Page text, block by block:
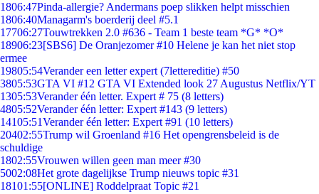
1806:47Pinda-allergie? Andermans poep slikken helpt misschien
1806:40Managarm's boerderij deel #5.1
17706:27Touwtrekken 2.0 #636 - Team 1 beste team *G* *O*
18906:23[SBS6] De Oranjezomer #10 Helene je kan het niet stop
ermee
19805:54Verander een letter expert (7lettereditie) #50
3805:53GTA VI #12 GTA VI Extended look 27 Augustus Netflix/YT
1305:53Verander één letter. Expert # 75 (8 letters)
4805:52Verander één letter: Expert #143 (9 letters)
14105:51Verander één letter: Expert #91 (10 letters)
20402:55Trump wil Groenland #16 Het opengrensbeleid is de
schuldige
1802:55Vrouwen willen geen man meer #30
5002:08Het grote dagelijkse Trump nieuws topic #31
18101:55[ONLINE] Roddelpraat Topic #21